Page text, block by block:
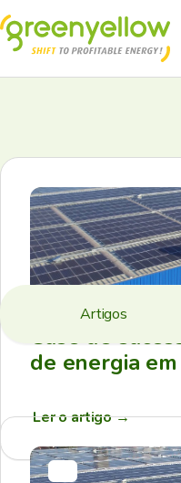
Case de
de energia
Ler o artigo→
Artigos